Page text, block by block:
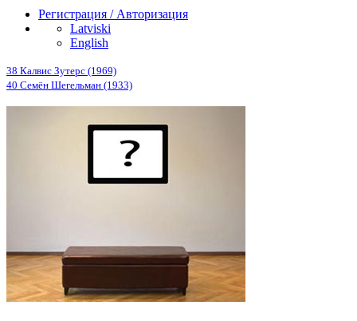
Регистрация / Авторизация
Latviski
English
38 Калвис Зутерс (1969)
40 Семён Шегельман (1933)